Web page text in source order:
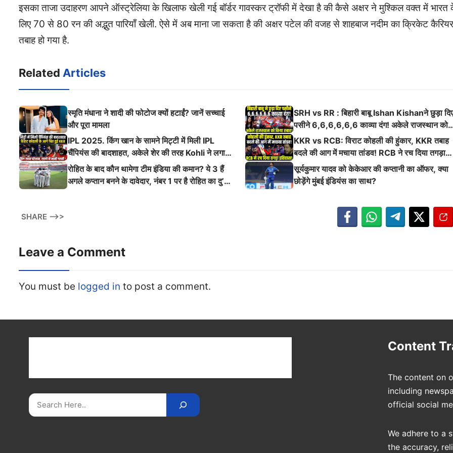
इसका ताजा उदाहरण आपने ऑस्ट्रेलिया के खिलाफ खेली गई बॉर्डर गावस्कर ट्रॉफी में देखा है की कैसे अक्षर ने मुश्किल वक्त में भारत
लिए 70 से 80 रन की अद्भुत पारियाँ खेली. ऐसे में अब माना जा सकता है की अक्षर पटेल की वजह से शाहबाज नदीम का क्रिकेट कैरियर
तबाह हो गया है.
Related Articles
स्मृति मंधाना ने शादी की फोटोज क्यों हटाईं? जानें सच्चाई
और पूरा मामला
SRH vs RR : बिहारी बाबू Ishan Kishanने छुड़ा
पसीने 6,6,6,6,6,6 काव्या दंग! अकेले राजस्थान को
किया तबाह!
IPL 2025. किंग खान के सामने मिट्टी में मिली IPL
चैंपियंस की बादशाहत, अकेले शेर की तरह Kohli ने लगाई
ऐसी दहाड़
KKR vs RCB: विराट कोहली की हुंकार, KKR तबाह
बदले की आग में मचाया तांडव! RCB ने रच दिया तगड़ा
इतिहास
रोहित के बाद कौन थामेगा टीम इंडिया की कमान? ये 3 हैं
अगले कप्तान बनने के दावेदार, नंबर 1 पर है रोहित का दु’
सूर्यकुमार यादव को केकेआर की कप्तानी का ऑफर, क्या
छोड़ेंगे मुंबई इंडियंस का साथ?
SHARE -->>
Leave a Comment
You must be logged in to post a comment.
Search
Content
The content on
including
official social
We adhere to a
the accuracy,